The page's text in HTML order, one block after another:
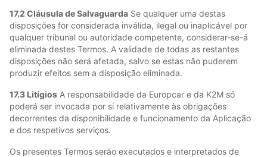
17.2 Cláusula de Salvaguarda Se qualquer uma destas
disposições for considerada inválida, ilegal ou inaplicável por
qualquer tribunal ou autoridade competente, considerar-se-á
eliminada destes Termos. A validade de todas as restantes
disposições não será afetada, salvo se estas não puderem
produzir efeitos sem a disposição eliminada.
17.3 Litígios A responsabilidade da Europcar e da K2M só
poderá ser invocada por si relativamente às obrigações
decorrentes da disponibilidade e funcionamento da Aplicação
e dos respetivos serviços.
Os presentes Termos serão executados e interpretados de